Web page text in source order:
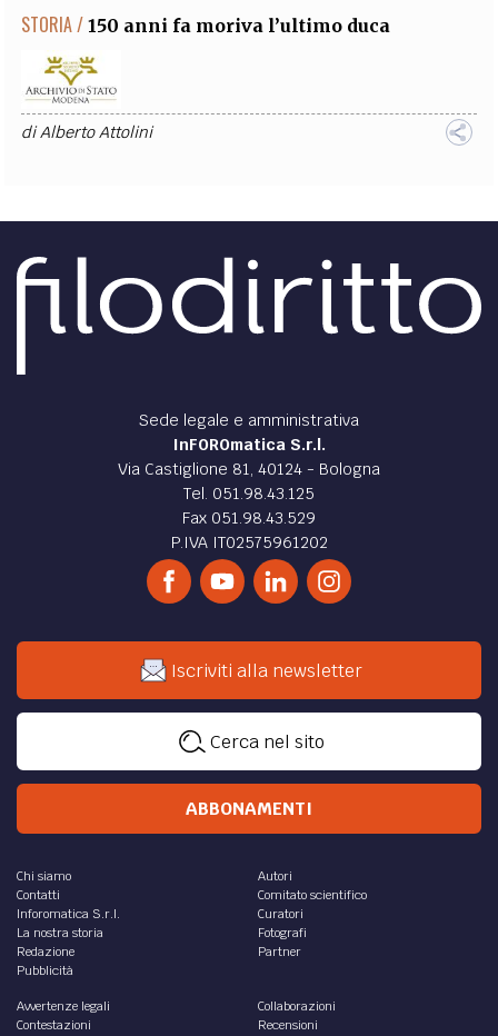
STORIA / 150 anni fa moriva l’ultimo duca
diAlberto Attolini
Sede legale e amministrativa
InFOROmatica S.r.l.
Via Castiglione 81, 40124 - Bologna
Tel. 051.98.43.125
Fax 051.98.43.529
P.IVA IT02575961202
Iscriviti alla newsletter
Cerca nel sito
ABBONAMENTI
Chi siamo
Contatti
Inforomatica S.r.l.
La nostra storia
Redazione
Pubblicità
Autori
Comitato scientifico
Curatori
Fotografi
Partner
Avvertenze legali
Contestazioni
Collaborazioni
Recensioni